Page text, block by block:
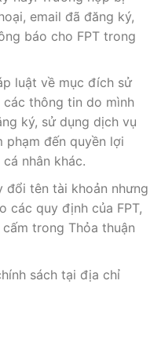
email đã đăng ký,
báo cho FPT trong
luật về mục đích sử
thông tin do mình
ký, sử dụng dịch vụ
phạm đến quyền lợi
nhân khác.
đổi tên tài khoản nhưng
các quy định của FPT,
trong Thỏa thuận
sách tại địa chỉ